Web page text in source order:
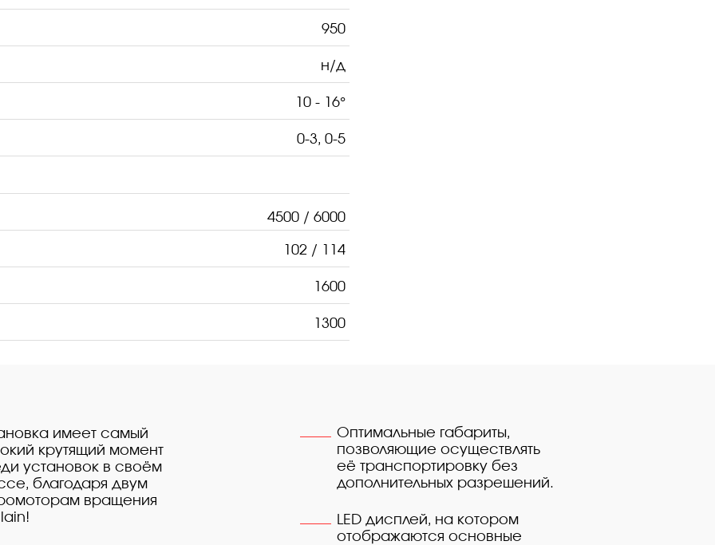
950
н/д
10 - 16°
0-3, 0-5
4500 / 6000
102 / 114
1600
1300
контрольные параметры двигателя,
и предупреждения.
из кабины оператора
имеет самый
крутящий момент
установок в своём
благодаря двум
вращения
Оптимальные габариты,
позволяющие осуществлять
её транспортировку без
дополнительных разрешений.
LED дисплей, на котором
отображаются основные